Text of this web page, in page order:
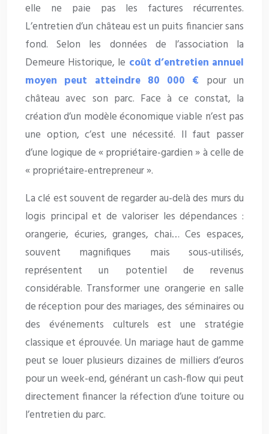
elle ne paie pas les factures récurrentes.
L’entretien d’un château est un puits financier sans
fond. Selon les données de l’association la
Demeure Historique, le coût d’entretien annuel
moyen peut atteindre 80 000 € pour un
château avec son parc. Face à ce constat, la
création d’un modèle économique viable n’est pas
une option, c’est une nécessité. Il faut passer
d’une logique de « propriétaire-gardien » à celle de
« propriétaire-entrepreneur ».
La clé est souvent de regarder au-delà des murs du
logis principal et de valoriser les dépendances :
orangerie, écuries, granges, chai… Ces espaces,
souvent magnifiques mais sous-utilisés,
représentent un potentiel de revenus
considérable. Transformer une orangerie en salle
de réception pour des mariages, des séminaires ou
des événements culturels est une stratégie
classique et éprouvée. Un mariage haut de gamme
peut se louer plusieurs dizaines de milliers d’euros
pour un week-end, générant un cash-flow qui peut
directement financer la réfection d’une toiture ou
l’entretien du parc.